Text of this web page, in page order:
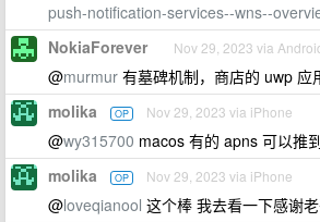
push-notification-services--wns--
NokiaForever Nov 29, 2023 via
@murmur 有墓碑机制，商店的 uwp 应
molika OP Nov 29, 2023 via iPhone
@wy315700 macos 有的 apns 可以推
molika OP Nov 29, 2023 via iPhone
@loveqianool 这个棒 我去看一下感谢